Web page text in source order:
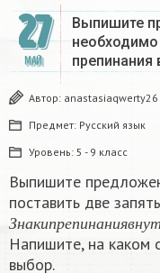
27
МАЙ
Выпишите
препинания
Автор: anastasiaqwerty26
Предмет: Русский язык
Уровень: 5 - 9 класс
Выпишите
поставить две
З н а к и п р е п и н а н ияв н у т
Знакипр еп ина ниявну
Напишите, на каком
выбор.